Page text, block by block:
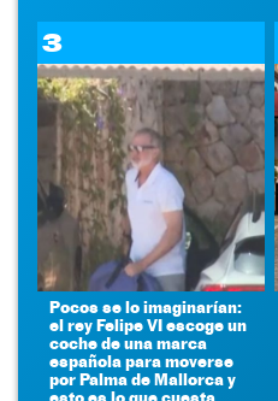
3
Pocos se lo imaginarían:
el rey Felipe VI escoge un
coche de una marca
española para moverse
por Palma de Mallorca y
esto es lo que cuesta